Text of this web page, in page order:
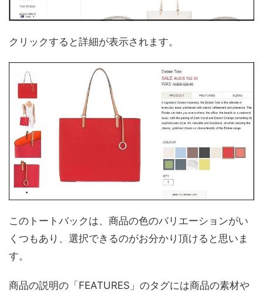
クリックすると詳細が表示されます。
このトートバックは、商品の色のバリエーションがい
くつもあり、選択できるのがお分かり頂けると思いま
す。
商品の説明の「FEATURES」のタグには商品の素材や